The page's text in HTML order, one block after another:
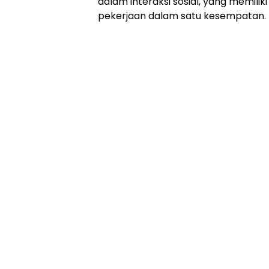
pekerjaan dalam satu kesempatan.